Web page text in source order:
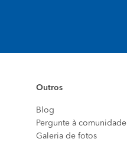
Outros
Blog
Pergunte à comunidade
Galeria de fotos